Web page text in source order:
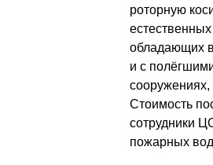
роторную
обладающих
и с
Стоимость
сотрудники
пожарных